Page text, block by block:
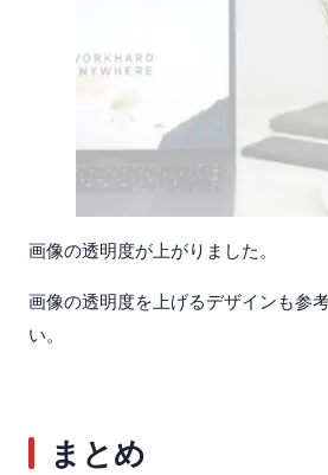
画像の透明度が上がりました。
画像の透明度を上げるデザインも参
い。
まとめ